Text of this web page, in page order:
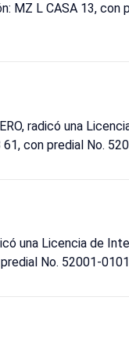
MZ L CASA 13, con
radicó una
con predial No.
una Licencia de
No. 52001-